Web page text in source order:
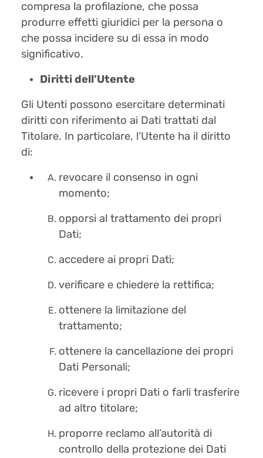
compresa la profilazione, che possa
produrre effetti giuridici per la persona o
che possa incidere su di essa in modo
significativo.
Diritti dell’Utente
Gli Utenti possono esercitare determinati
diritti con riferimento ai Dati trattati dal
Titolare. In particolare, l’Utente ha il diritto
di:
revocare il consenso in ogni
momento;
opporsi al trattamento dei propri
Dati;
accedere ai propri Dati;
verificare e chiedere la rettifica;
ottenere la limitazione del
trattamento;
ottenere la cancellazione dei propri
Dati Personali;
ricevere i propri Dati o farli trasferire
ad altro titolare;
proporre reclamo all’autorità di
controllo della protezione dei Dati